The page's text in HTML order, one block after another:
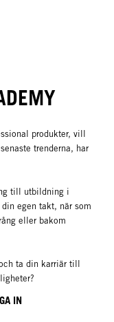
produkter, vill
trenderna, har
till utbildning i
egen takt, när som
eller bakom
ta din karriär till
IN